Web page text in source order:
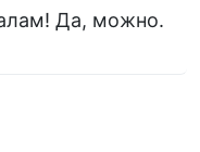
Да, можно.